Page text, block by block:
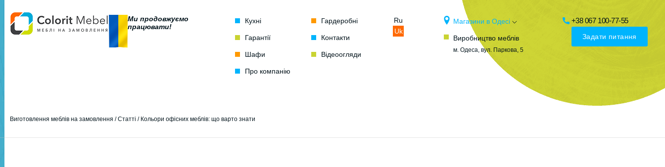
Ми продовжуємо
працювати!
Кухні Гардеробні
Гарантії Контакти
Шафи Відеоогляди
Про компанію
Uk
Ru Магазини в Одесі
Виробництво меблів
м. Одеса, вул. Паркова, 5
+38 067 100-77-55
Задати питання
Виготовлення меблів на замовлення /Статті / Кольори офісних меблів: що варто знати